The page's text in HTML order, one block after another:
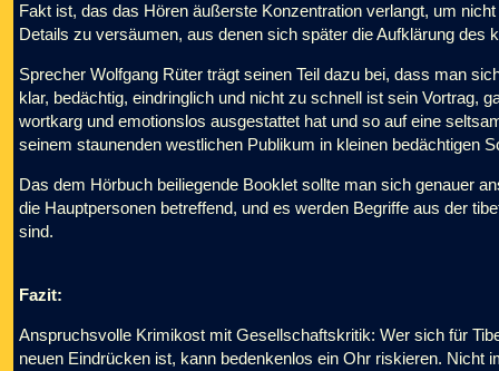
Fakt ist, das das Hören äußerste Konzentration verlangt, um
Details zu versäumen, aus denen sich später die Aufklärung
Sprecher Wolfgang Rüter trägt seinen Teil dazu bei, dass man
klar, bedächtig, eindringlich und nicht zu schnell ist sein Vortrag,
wortkarg und emotionslos ausgestattet hat und so auf eine
seinem staunenden westlichen Publikum in kleinen bedächtigen
Das dem Hörbuch beiliegende Booklet sollte man sich genauer
die Hauptpersonen betreffend, und es werden Begriffe aus der
sind.
Fazit:
Anspruchsvolle Krimikost mit Gesellschaftskritik: Wer sich für
neuen Eindrücken ist, kann bedenkenlos ein Ohr riskieren. Nicht